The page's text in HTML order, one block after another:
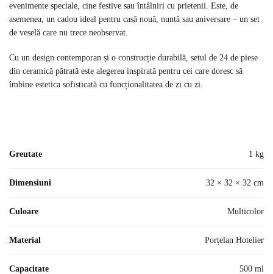
evenimente speciale, cine festive sau întâlniri cu prietenii. Este, de
asemenea, un cadou ideal pentru casă nouă, nuntă sau aniversare – un set
de veselă care nu trece neobservat.
Cu un design contemporan și o construcție durabilă, setul de 24 de piese
din ceramică pătrată este alegerea inspirată pentru cei care doresc să
îmbine estetica sofisticată cu funcționalitatea de zi cu zi.
Greutate 1 kg
Dimensiuni 32 × 32 × 32 cm
Culoare Multicolor
Material Porțelan Hotelier
Capacitate 500 ml